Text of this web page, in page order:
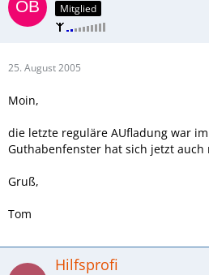
Mitglied
25. August 2005
Moin,
die letzte reguläre AUfladung war im
Guthabenfenster hat sich jetzt auch
Gruß,
Tom
Hilfsprofi